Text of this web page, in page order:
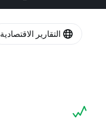
التقارير الاقتصادية